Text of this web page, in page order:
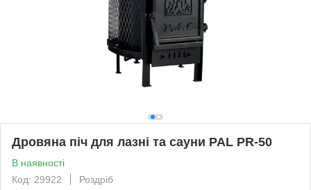
Дровяна піч для лазні та сауни PAL PR-50
В наявності
Код: 29922
Роздріб